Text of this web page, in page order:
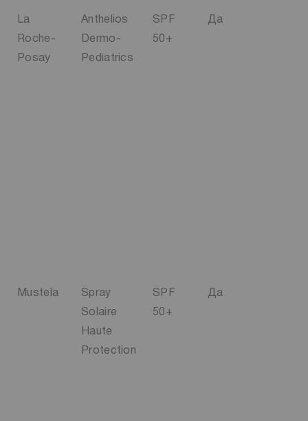
La
Roche-
Posay
Anthelios
Dermo-
Pediatrics
SPF
50+
Да
Mustela
Spray
Solaire
Haute
Protection
SPF
50+
Да